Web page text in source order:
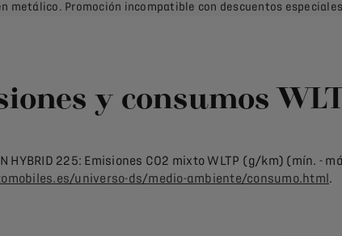
metálico. Promoción incompatible con descuentos
y consumos
IN HYBRID 225: Emisiones CO2 mixto WLTP (g/km) (mín. -
universo-ds/medio-ambiente/consumo.html .